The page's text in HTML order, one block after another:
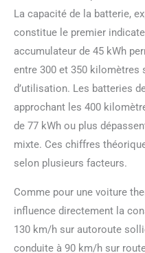
La capacité de la batterie, exprimée en kilowattheures (kWh),
constitue le premier
accumulateur de 45 kWh
entre 300 et 350 kilomètres
d’utilisation. Les batteries
approchant les 400
de 77 kWh ou plus
mixte. Ces chiffres
selon plusieurs facteurs.
Comme pour une voiture thermique, la vitesse de circulation
influence directement la
130 km/h sur autoroute
conduite à 90 km/h sur